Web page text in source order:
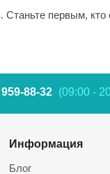
Станьте первым,
88-32 (09:00 -
Информация
Блог